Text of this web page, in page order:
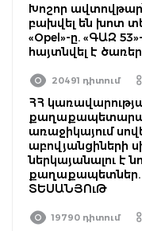
Խոշոր
բախվել են խոտ
«Opel»-ը. «ԳԱԶ
հայտնվել է
20491 դիտում
ՀՀ
առաջիկայում
աբովյանցիների
ներկայանալու է
ՏԵՍԱՆՅՈւԹ
19790 դիտում